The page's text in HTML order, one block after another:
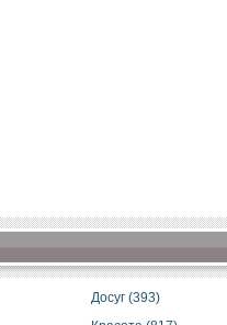
Досуг (393)